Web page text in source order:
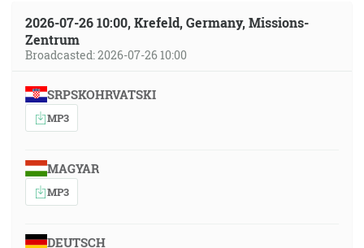
2026-07-26 10:00, Krefeld, Germany, Missions-
Zentrum
Broadcasted: 2026-07-26 10:00
SRPSKOHRVATSKI
MP3
MAGYAR
MP3
DEUTSCH